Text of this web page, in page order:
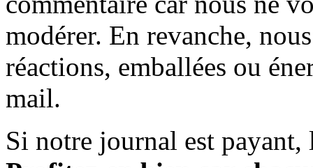
modérer. En revanche,
réactions, emballées ou
mail.
Si notre journal est payant,